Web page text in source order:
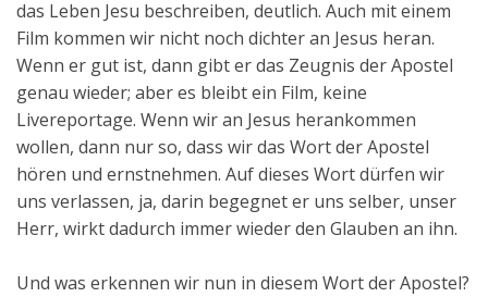
das Leben Jesu beschreiben, deutlich. Auch mit einem
Film kommen wir nicht noch dichter an Jesus heran.
Wenn er gut ist, dann gibt er das Zeugnis der Apostel
genau wieder; aber es bleibt ein Film, keine
Livereportage. Wenn wir an Jesus herankommen
wollen, dann nur so, dass wir das Wort der Apostel
hören und ernstnehmen. Auf dieses Wort dürfen wir
uns verlassen, ja, darin begegnet er uns selber, unser
Herr, wirkt dadurch immer wieder den Glauben an ihn.
Und was erkennen wir nun in diesem Wort der Apostel?